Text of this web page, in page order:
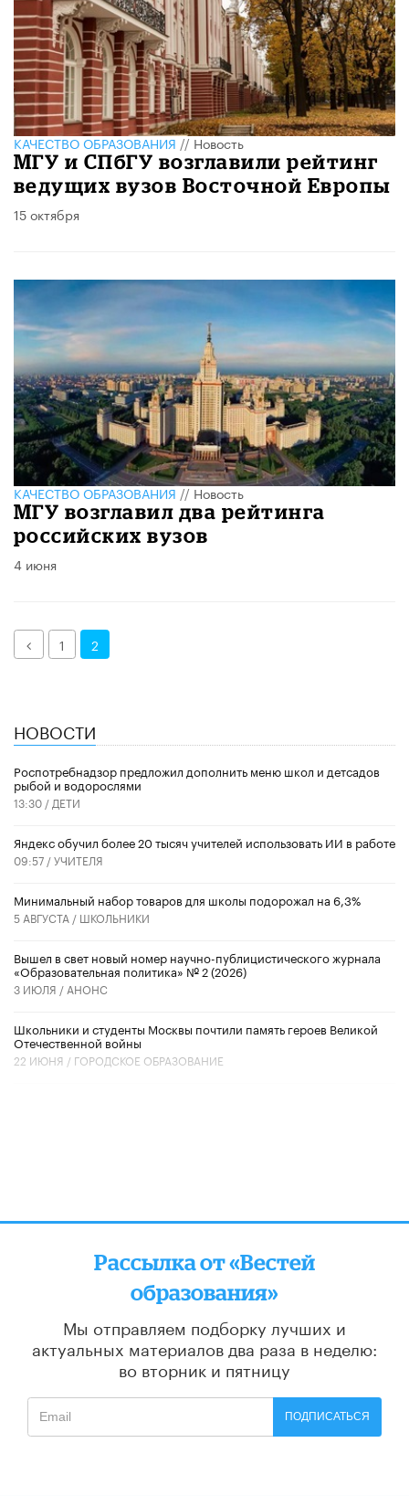
КАЧЕСТВО ОБРАЗОВАНИЯ//Новость
МГУ и СПбГУ возглавили рейтинг
ведущих вузов Восточной Европы
15 октября
КАЧЕСТВО ОБРАЗОВАНИЯ//Новость
МГУ возглавил два рейтинга
российских вузов
4 июня
Назад1 2
НОВОСТИ
Роспотребнадзор предложил дополнить меню школ и детсадов
рыбой и водорослями
13:30 / ДЕТИ
​Яндекс обучил более 20 тысяч учителей использовать ИИ в работе
09:57 /УЧИТЕЛЯ
Минимальный набор товаров для школы подорожал на 6,3%
5 АВГУСТА / ШКОЛЬНИКИ
Вышел в свет новый номер научно-публицистического журнала
«Образовательная политика» № 2 (2026)
3 ИЮЛЯ / АНОНС
Школьники и студенты Москвы почтили память героев Великой
Отечественной войны
22 ИЮНЯ / ГОРОДСКОЕ ОБРАЗОВАНИЕ
Рассылка от «Вестей
образования»
Мы отправляем подборку лучших и
актуальных материалов два раза в неделю:
во вторник и пятницу
ПОДПИСАТЬСЯ